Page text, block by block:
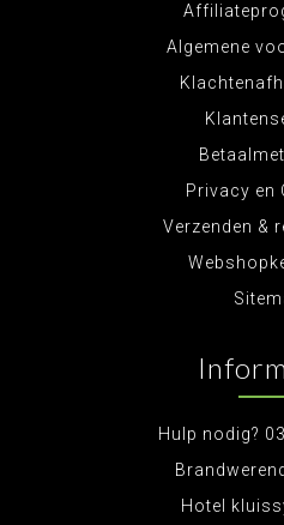
Algemene
Privacy en
Verzenden &
Hulp nodig?
Hotel